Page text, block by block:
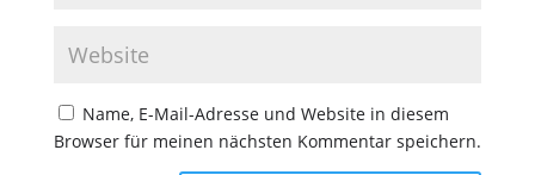
Name, E-Mail-Adresse und Website in diesem
Browser für meinen nächsten Kommentar speichern.